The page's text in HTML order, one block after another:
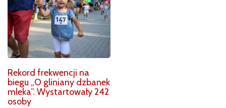
Rekord frekwencji na
biegu „O gliniany dzbanek
mleka”. Wystartowały 242
osoby